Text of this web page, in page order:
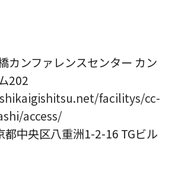
カンファレンスセンター カン
202
facilitys/cc-
access/
都中央区八重洲1-2-16 TGビル